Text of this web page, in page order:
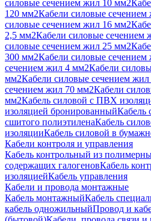
силовые сечением жил 10 мм2
120 мм2Кабели силовые
силовые сечением жил 16 мм2
2,5 мм2Кабели силовые сечением
силовые сечением жил 25 мм2
300 мм2Кабели силовые
сечением жил 4 мм2Кабели
мм2Кабели силовые сечением
сечением жил 70 мм2Кабели
мм2Кабель силовой с ПВХ
изоляцией бронированныйКабель
сшитого полиэтиленаКабель
изоляцииКабель силовой в
Кабели контроля и управления
Кабель контрольный из
содержащих галогеновКабель
изоляциейКабель управления
Кабели и провода монтажные
Кабель монтажныйКабель
кабель одножильныйПровод и